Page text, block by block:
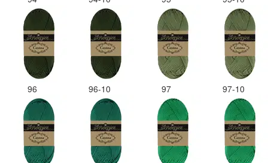
96 96-10 97 97-10